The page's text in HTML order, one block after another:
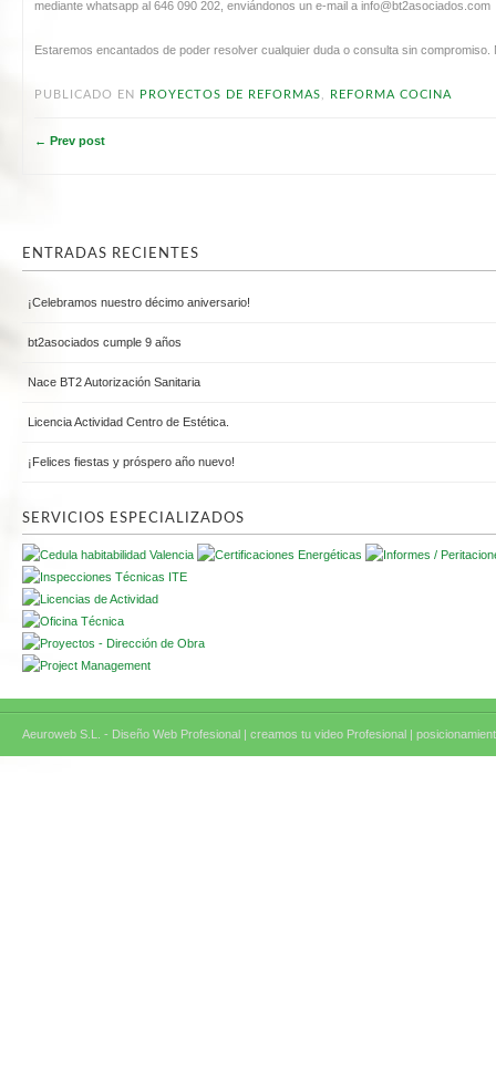
mediante whatsapp al 646 090 202, enviándonos un e-mail a info@bt2asociados.com
Estaremos encantados de poder resolver cualquier duda o consulta sin
PUBLICADO EN PROYECTOS DE REFORMAS REFORMA COCINA
← Prev post
ENTRADAS RECIENTES
¡Celebramos nuestro décimo aniversario!
bt2asociados cumple 9 años
Nace BT2 Autorización Sanitaria
Licencia Actividad Centro de Estética.
¡Felices fiestas y próspero año nuevo!
SERVICIOS ESPECIALIZADOS
Aeuroweb S.L. - Diseño Web Profesional | creamos tu video Profesional |